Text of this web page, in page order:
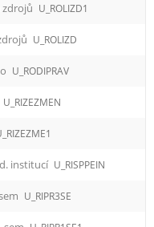
zdrojů U_ROLIZD1
U_ROLIZD
U_RODIPRAV
U_RIZEZMEN
institucí U_RISPPEIN
U_RIPR3SE